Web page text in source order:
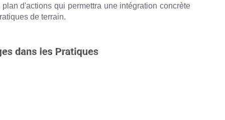
d'actions qui permettra une intégration concrète
de terrain.